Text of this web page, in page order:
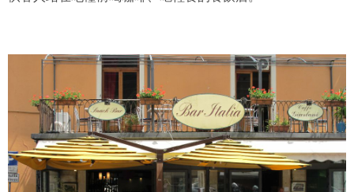
本條約定不因本合約終止而失效。
五、聲明保證
會員聲明並保證會員於使用本系統時創作、上傳或張貼的著
作物，會員享有所有權或經合法授權。
如會員違反前項約定致吉寶系統公司遭追訴、請求或求償
者，吉寶系統公司應立即通知會員，必要時本系統得移除爭